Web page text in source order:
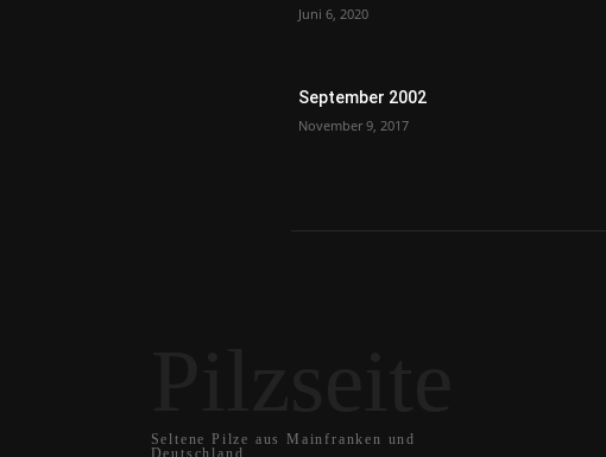
Juni 6, 2020
September 2002
November 9, 2017
Seltene Pilze aus Mainfranken und